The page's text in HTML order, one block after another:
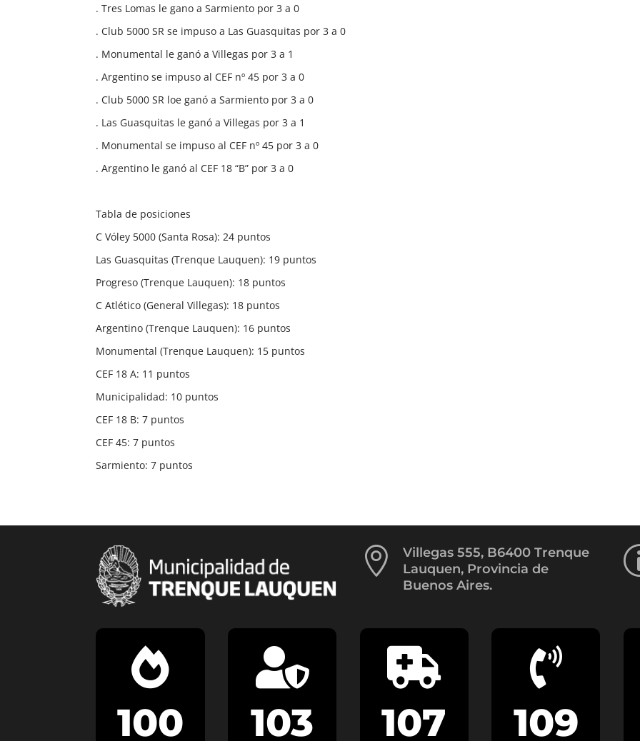
. Tres Lomas le gano a Sarmiento por 3 a 0
. Club 5000 SR se impuso a Las Guasquitas por 3 a 0
. Monumental le ganó a Villegas por 3 a 1
. Argentino se impuso al CEF nº 45 por 3 a 0
. Club 5000 SR loe ganó a Sarmiento por 3 a 0
. Las Guasquitas le ganó a Villegas por 3 a 1
. Monumental se impuso al CEF nº 45 por 3 a 0
. Argentino le ganó al CEF 18 “B” por 3 a 0
Tabla de posiciones
C Vóley 5000 (Santa Rosa): 24 puntos
Las Guasquitas (Trenque Lauquen): 19 puntos
Progreso (Trenque Lauquen): 18 puntos
C Atlético (General Villegas): 18 puntos
Argentino (Trenque Lauquen): 16 puntos
Monumental (Trenque Lauquen): 15 puntos
CEF 18 A: 11 puntos
Municipalidad: 10 puntos
CEF 18 B: 7 puntos
CEF 45: 7 puntos
Sarmiento: 7 puntos

Villegas 555, B6400 Trenque
Lauquen, Provincia de
Buenos Aires.

100

103

107

109